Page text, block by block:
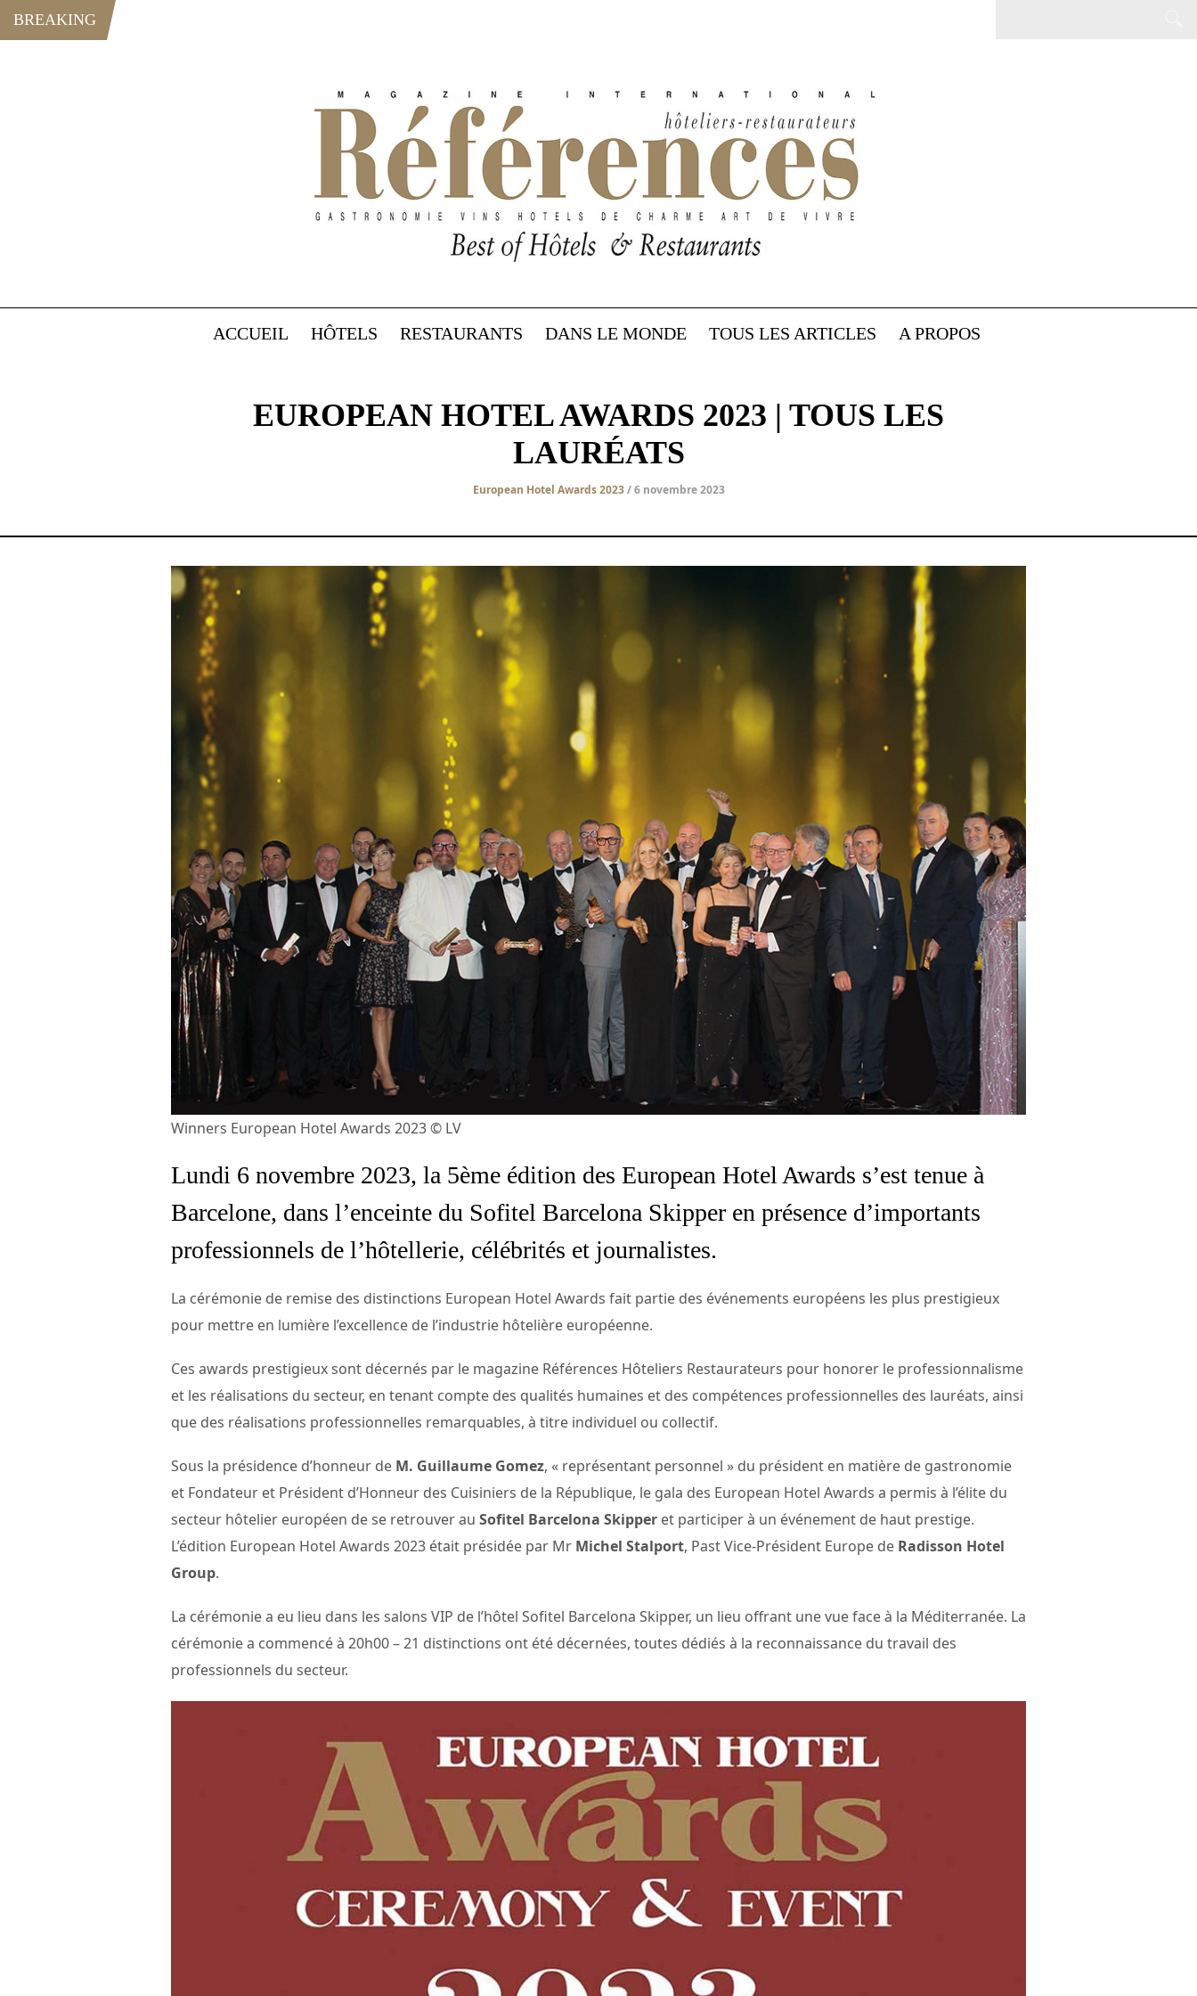
BREAKING
ACCUEIL HÔTELS RESTAURANTS DANS LE MONDE TOUS LES ARTICLES A PROPOS
EUROPEAN HOTEL AWARDS 2023 | TOUS LES
LAURÉATS
European Hotel Awards 2023/ 6 novembre 2023
Winners European Hotel Awards 2023 © LV
Lundi 6 novembre 2023, la 5ème édition des European Hotel Awards s’est tenue à
Barcelone, dans l’enceinte du Sofitel Barcelona Skipper en présence d’importants
professionnels de l’hôtellerie, célébrités et journalistes.
La cérémonie de remise des distinctions European Hotel Awards fait partie des événements européens les plus prestigieux
pour mettre en lumière l’excellence de l’industrie hôtelière européenne.
Ces awards prestigieux sont décernés par le magazine Références Hôteliers Restaurateurs pour honorer le professionnalisme
et les réalisations du secteur, en tenant compte des qualités humaines et des compétences professionnelles des lauréats, ainsi
que des réalisations professionnelles remarquables, à titre individuel ou collectif.
Sous la présidence d’honneur de M. Guillaume Gomez, « représentant personnel » du président en matière de gastronomie
et Fondateur et Président d’Honneur des Cuisiniers de la République, le gala des European Hotel Awards a permis à l’élite du
secteur hôtelier européen de se retrouver au Sofitel Barcelona Skipper et participer à un événement de haut prestige.
L’édition European Hotel Awards 2023 était présidée par Mr Michel Stalport, Past Vice-Président Europe de Radisson Hotel
Group.
La cérémonie a eu lieu dans les salons VIP de l’hôtel Sofitel Barcelona Skipper, ​​un lieu offrant une vue face à la Méditerranée. La
cérémonie a commencé à 20h00 – 21 distinctions ont été décernées, toutes dédiés à la reconnaissance du travail des
professionnels du secteur.